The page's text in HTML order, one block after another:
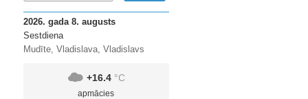
2026. gada 8. augusts
Sestdiena
Mudīte, Vladislava, Vladislavs
+16.4 °C
apmācies